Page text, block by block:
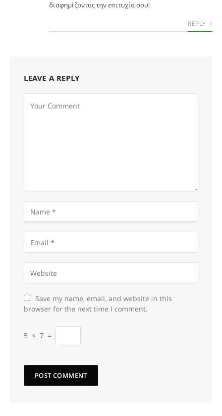
διαφημίζοντας την επιτυχία σου!
REPLY
LEAVE A REPLY
Save my name, email, and website in this
browser for the next time I comment.
5 × 7 =